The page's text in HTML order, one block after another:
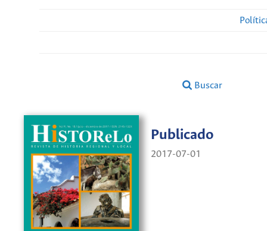
Buscar
Publicado
2017-07-01